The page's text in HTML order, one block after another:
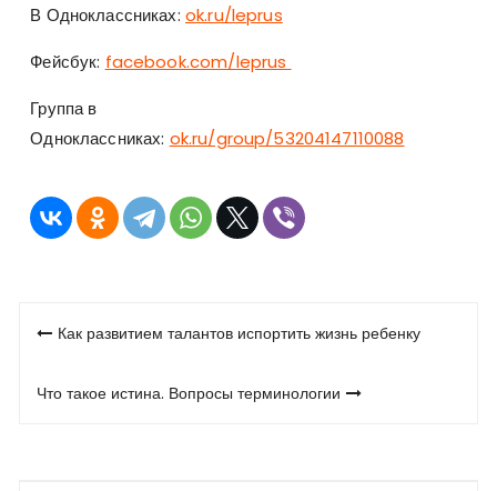
В Одноклассниках: ok.ru/leprus
Фейсбук: facebook.com/leprus
Группа в
Одноклассниках: ok.ru/group/53204147110088
Навигация
записям
Как развитием талантов испортить жизнь ребенку
Что такое истина. Вопросы терминологии